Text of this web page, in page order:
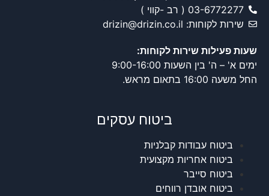
03-6772277 ( רב -קווי )
שירות לקוחות: drizin@drizin.co.il
שעות פעילות שירות לקוחות:
ימים א' – ה' בין השעות 9:00-16:00
החל משעה 16:00 בתאום מראש.
ביטוח עסקים
ביטוח עבודות קבלניות
ביטוח אחריות מקצועית
ביטוח סייבר
ביטוח אובדן רווחים